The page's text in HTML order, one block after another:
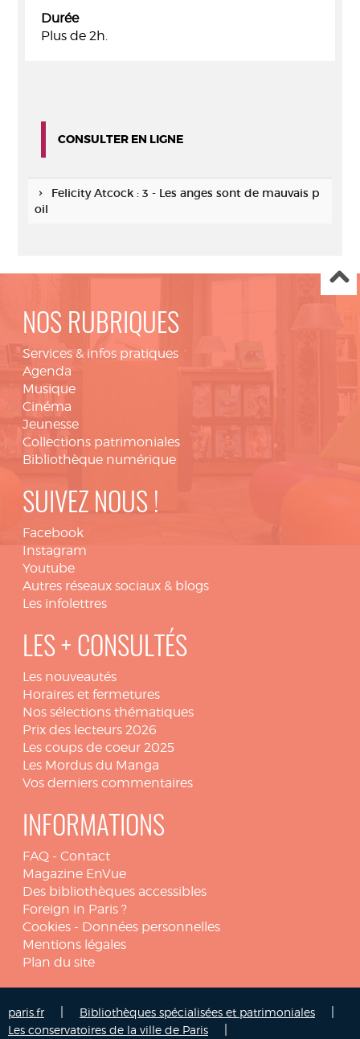
Durée
Plus de 2h.
CONSULTER EN LIGNE
Felicity Atcock : 3 - Les anges sont de mauvais p
oil
NOS RUBRIQUES
Services & infos pratiques
Agenda
Musique
Cinéma
Jeunesse
Collections patrimoniales
Bibliothèque numérique
SUIVEZ NOUS !
Facebook
Instagram
Youtube
Autres réseaux sociaux & blogs
Les infolettres
LES + CONSULTÉS
Les nouveautés
Horaires et fermetures
Nos sélections thématiques
Prix des lecteurs 2026
Les coups de coeur 2025
Les Mordus du Manga
Vos derniers commentaires
INFORMATIONS
FAQ - Contact
Magazine EnVue
Des bibliothèques accessibles
Foreign in Paris ?
Cookies - Données personnelles
Mentions légales
Plan du site
paris.fr Bibliothèques spécialisées et patrimoniales
Les conservatoires de la ville de Paris